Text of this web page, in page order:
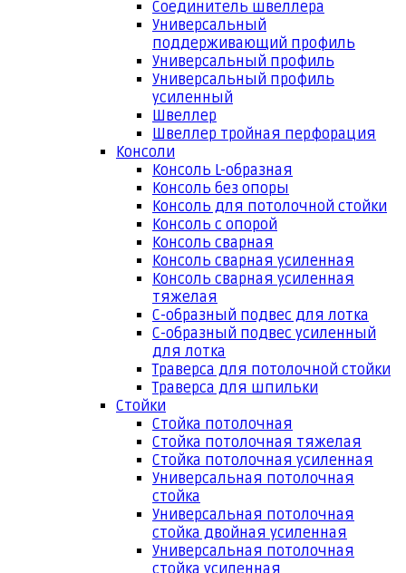
Соединитель швеллера
Универсальный
поддерживающий профиль
Универсальный профиль
Универсальный профиль
усиленный
Швеллер
Швеллер тройная перфорация
Консоли
Консоль L-образная
Консоль без опоры
Консоль для потолочной стойки
Консоль с опорой
Консоль сварная
Консоль сварная усиленная
Консоль сварная усиленная
тяжелая
С-образный подвес для лотка
С-образный подвес усиленный
для лотка
Траверса для потолочной стойки
Траверса для шпильки
Стойки
Стойка потолочная
Стойка потолочная тяжелая
Стойка потолочная усиленная
Универсальная потолочная
стойка
Универсальная потолочная
стойка двойная усиленная
Универсальная потолочная
стойка усиленная